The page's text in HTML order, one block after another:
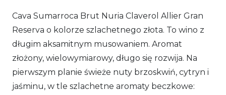
Brut
Nuria
Claverol
Allier
Gran
Reserva
Cava Sumarroca Brut Nuria Claverol Allier Gran
Reserva o kolorze szlachetnego złota. To wino z
długim aksamitnym musowaniem. Aromat
złożony, wielowymiarowy, długo się rozwija. Na
pierwszym planie świeże nuty brzoskwiń, cytryn i
jaśminu, w tle szlachetne aromaty beczkowe: